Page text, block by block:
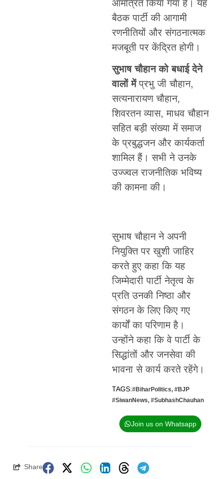
आमंत्रित किया गया है। यह
बैठक पार्टी की आगामी
रणनीतियों और संगठनात्मक
मजबूती पर केंद्रित होगी।
सुभाष चौहान को बधाई देने
वालों मेंप्रभु जी चौहान,
सत्यनारायण चौहान,
शिवरतन व्यास, माधव चौहान
सहित बड़ी संख्या में समाज
के प्रबुद्धजन और कार्यकर्ता
शामिल हैं। सभी ने उनके
उज्ज्वल राजनीतिक भविष्य
की कामना की।
सुभाष चौहान ने अपनी
नियुक्ति पर खुशी जाहिर
करते हुए कहा कि यह
जिम्मेदारी पार्टी नेतृत्व के
प्रति उनकी निष्ठा और
संगठन के लिए किए गए
कार्यों का परिणाम है।
उन्होंने कहा कि वे पार्टी के
सिद्धांतों और जनसेवा की
भावना से कार्य करते रहेंगे।
TAGS:#BiharPolitics, #BJP
#SiwanNews, #SubhashChauhan
Join us on Whatsapp
Share